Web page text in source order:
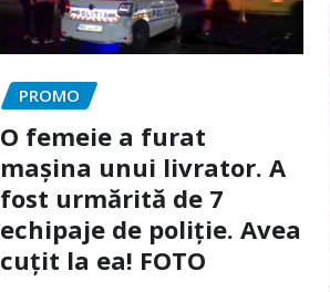
PROMO
O femeie a furat
mașina unui livrator. A
fost urmărită de 7
echipaje de poliție. Avea
cuțit la ea! FOTO